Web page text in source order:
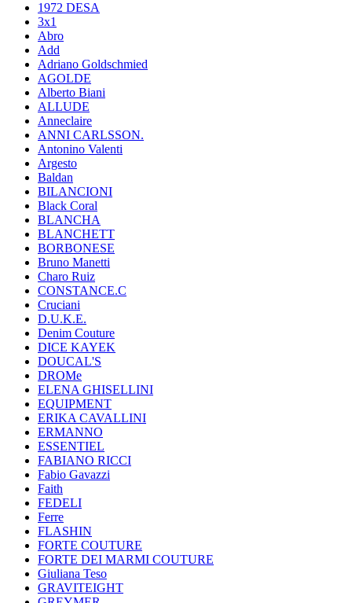
1972 DESA
3x1
Abro
Add
Adriano Goldschmied
AGOLDE
Alberto Biani
ALLUDE
Anneclaire
ANNI CARLSSON.
Antonino Valenti
Argesto
Baldan
BILANCIONI
Black Coral
BLANCHA
BLANCHETT
BORBONESE
Bruno Manetti
Charo Ruiz
CONSTANCE.C
Cruciani
D.U.K.E.
Denim Couture
DICE KAYEK
DOUCAL'S
DROMe
ELENA GHISELLINI
EQUIPMENT
ERIKA CAVALLINI
ERMANNO
ESSENTIEL
FABIANO RICCI
Fabio Gavazzi
Faith
FEDELI
Ferre
FLASHIN
FORTE COUTURE
FORTE DEI MARMI COUTURE
Giuliana Teso
GRAVITEIGHT